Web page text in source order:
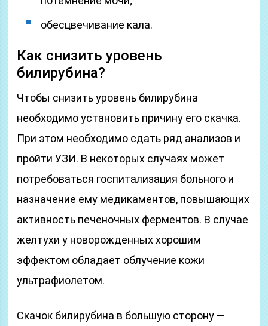
обесцвечивание кала.
Как снизить уровень
билирубина?
Чтобы снизить уровень билирубина
необходимо установить причину его скачка.
При этом необходимо сдать ряд анализов и
пройти УЗИ. В некоторых случаях может
потребоваться госпитализация больного и
назначение ему медикаментов, повышающих
активность печеночных ферментов. В случае
желтухи у новорожденных хорошим
эффектом обладает облучение кожи
ультрафиолетом.
Скачок билирубина в большую сторону —